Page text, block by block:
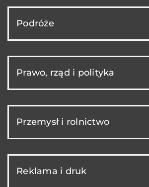
Podróże
Prawo, rząd i polityka
Przemysł i rolnictwo
Reklama i druk